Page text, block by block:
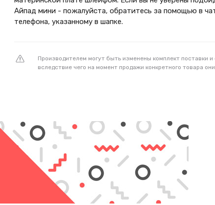
Айпад мини - пожалуйста, обратитесь за помощью в
телефона, указанному в шапке.
Производителем могут быть изменены комплект поставки
вследствие чего на момент продажи конкретного товара